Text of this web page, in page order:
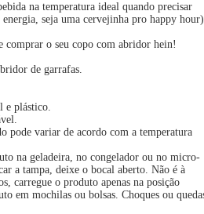
na temperatura ideal quando precisar
seja uma cervejinha pro happy
o seu copo com abridor hein!
de garrafas.
e plástico.
pode variar de acordo com a temperatura
na geladeira, no congelador ou no micro-
a tampa, deixe o bocal aberto. Não é à
carregue o produto apenas na posição
em mochilas ou bolsas. Choques ou